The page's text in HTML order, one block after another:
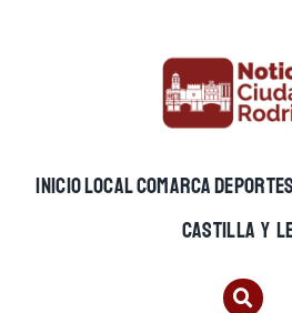
INICIOLOCALCOMARCADEPORTES
CASTILLA Y